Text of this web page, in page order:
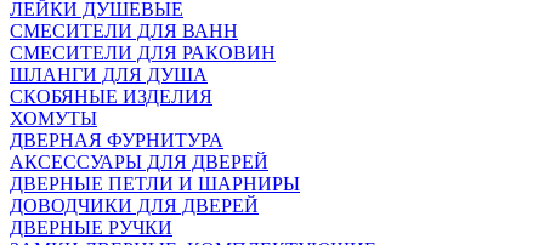
ЛЕЙКИ ДУШЕВЫЕ
СМЕСИТЕЛИ ДЛЯ ВАНН
СМЕСИТЕЛИ ДЛЯ РАКОВИН
ШЛАНГИ ДЛЯ ДУША
СКОБЯНЫЕ ИЗДЕЛИЯ
ХОМУТЫ
ДВЕРНАЯ ФУРНИТУРА
АКСЕССУАРЫ ДЛЯ ДВЕРЕЙ
ДВЕРНЫЕ ПЕТЛИ И ШАРНИРЫ
ДОВОДЧИКИ ДЛЯ ДВЕРЕЙ
ДВЕРНЫЕ РУЧКИ